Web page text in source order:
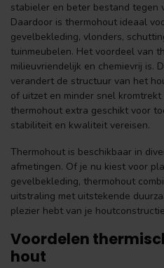
stabieler en beter bestand tegen
Daardoor is thermohout ideaal
gevelbekleding, vlonders,
tuinmeubelen. Het voordeel van
milieuvriendelijk en chemievrij is.
verandert de structuur van het
of uitzet en minder snel
thermohout extra geschikt voor
stabiliteit en kwaliteit vereisen.
Thermohout is beschikbaar in
afmetingen. Of je nu kiest voor
gevelbekleding, thermohout
uitstraling met uitstekende
plezier hebt van je
Voordelen
hout